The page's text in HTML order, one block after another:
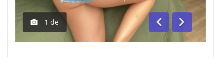
1 de
AnteriorSiguiente